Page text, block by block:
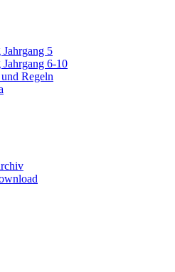
5
6-10
Regeln